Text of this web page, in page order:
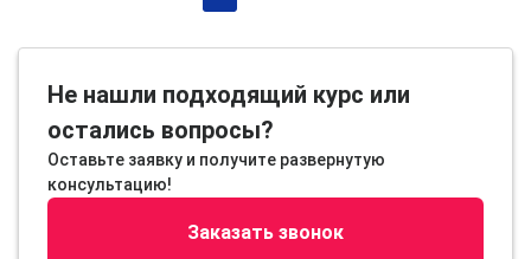
Не нашли подходящий курс или
остались вопросы?
Оставьте заявку и получите развернутую
консультацию!
Заказать звонок